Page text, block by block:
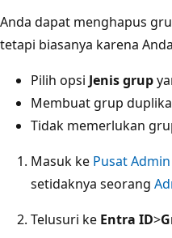
Anda dapat menghapus
tetapi biasanya karena
Pilih opsi Jenis grup
Membuat grup
Tidak memerlukan
Masuk ke Pusat
setidaknya seorang
Telusuri ke Entra ID>